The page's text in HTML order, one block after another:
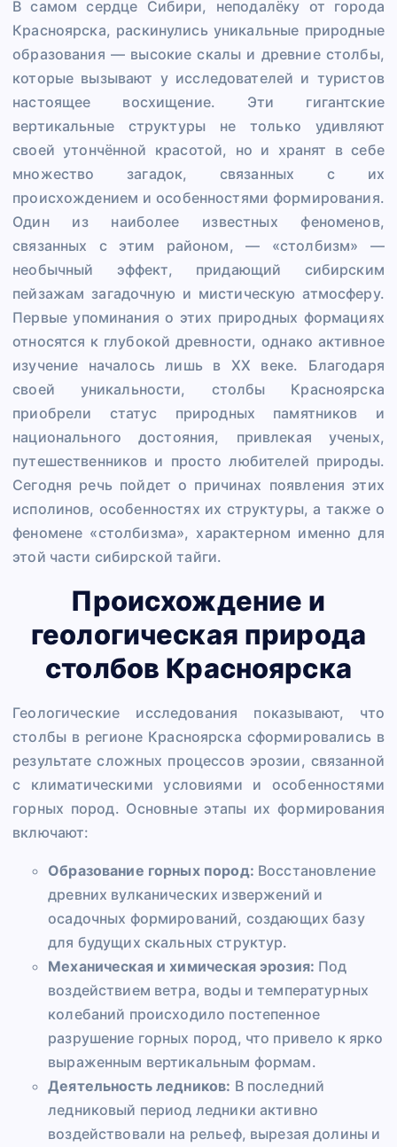
В самом сердце Сибири, неподалёку от города
Красноярска, раскинулись уникальные природные
образования — высокие скалы и древние столбы,
которые вызывают у исследователей и туристов
настоящее восхищение. Эти гигантские
вертикальные структуры не только удивляют
своей утончённой красотой, но и хранят в себе
множество загадок, связанных с их
происхождением и особенностями формирования.
Один из наиболее известных феноменов,
связанных с этим районом, — «столбизм» —
необычный эффект, придающий сибирским
пейзажам загадочную и мистическую атмосферу.
Первые упоминания о этих природных формациях
относятся к глубокой древности, однако активное
изучение началось лишь в XX веке. Благодаря
своей уникальности, столбы Красноярска
приобрели статус природных памятников и
национального достояния, привлекая ученых,
путешественников и просто любителей природы.
Сегодня речь пойдет о причинах появления этих
исполинов, особенностях их структуры, а также о
феномене «столбизма», характерном именно для
этой части сибирской тайги.
Происхождение и
геологическая природа
столбов Красноярска
Геологические исследования показывают, что
столбы в регионе Красноярска сформировались в
результате сложных процессов эрозии, связанной
с климатическими условиями и особенностями
горных пород. Основные этапы их формирования
включают:
Образование горных пород: Восстановление
древних вулканических извержений и
осадочных формирований, создающих базу
для будущих скальных структур.
Механическая и химическая эрозия: Под
воздействием ветра, воды и температурных
колебаний происходило постепенное
разрушение горных пород, что привело к ярко
выраженным вертикальным формам.
Деятельность ледников: В последний
ледниковый период ледники активно
воздействовали на рельеф, вырезая долины и